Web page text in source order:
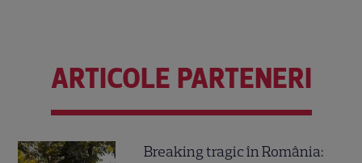
ARTICOLE PARTENERI
Breaking tragic în România: